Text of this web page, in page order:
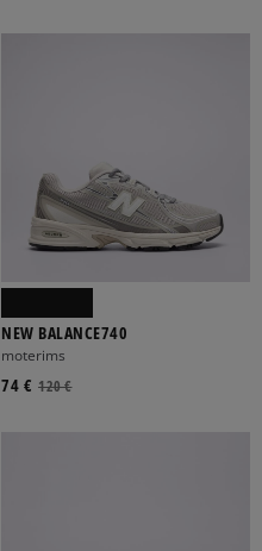
NEW BALANCE740
moterims
120 €
74 €